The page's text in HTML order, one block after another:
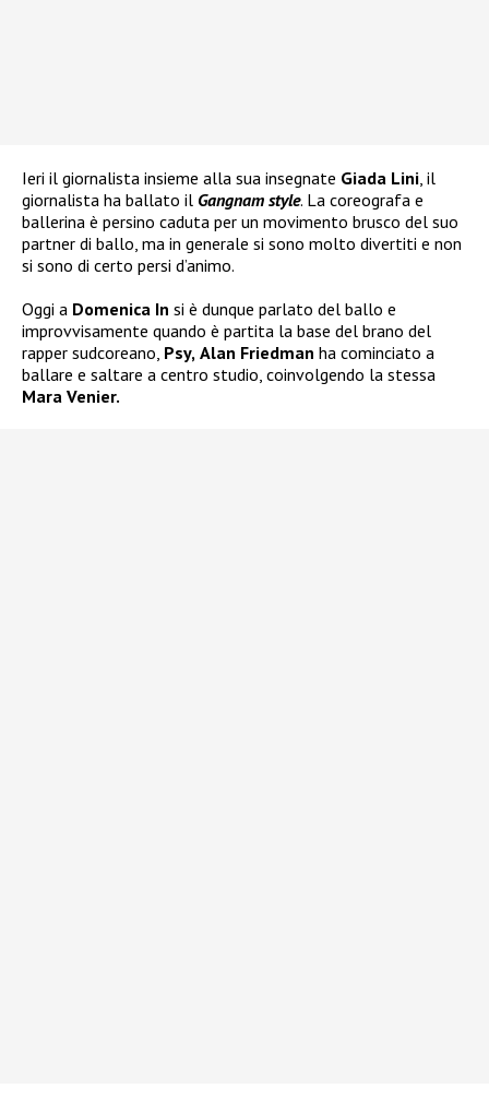
Ieri il giornalista insieme alla sua insegnate Giada Lini, il
giornalista ha ballato il Gangnam style. La coreografa e
ballerina è persino caduta per un movimento brusco del suo
partner di ballo, ma in generale si sono molto divertiti e non
si sono di certo persi d’animo.
Oggi a Domenica In si è dunque parlato del ballo e
improvvisamente quando è partita la base del brano del
rapper sudcoreano, Psy, Alan Friedman ha cominciato a
ballare e saltare a centro studio, coinvolgendo la stessa
Mara Venier.